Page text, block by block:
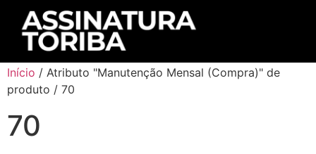
Início / Atributo "Manutenção Mensal (Compra)" de
produto / 70
70